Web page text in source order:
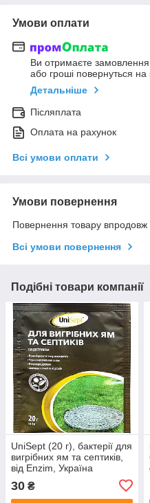
Умови оплати
Ви отримаєте замовлення
або гроші повернуться на
Детальніше
Післяплата
Оплата на рахунок
Всі умови оплати
Умови повернення
Повернення товару впродовж
Всі умови повернення
Подібні товари компанії
UniSept (20 г), бактерії для
вигрібних ям та септиків,
від Enzim, Україна
30 ₴